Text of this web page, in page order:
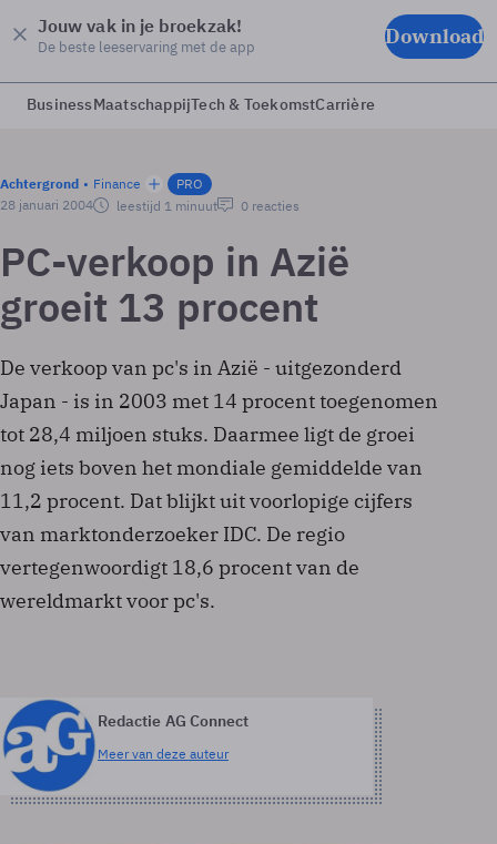
Jouw vak in je broekzak!
De beste leeservaring met de app Download
BusinessMaatschappijTech & ToekomstCarrière
Achtergrond Finance
PRO
28 januari 2004
leestijd 1 minuut 0 reacties
PC-verkoop in Azië
groeit 13 procent
De verkoop van pc's in Azië - uitgezonderd
Japan - is in 2003 met 14 procent toegenomen
tot 28,4 miljoen stuks. Daarmee ligt de groei
nog iets boven het mondiale gemiddelde van
11,2 procent. Dat blijkt uit voorlopige cijfers
van marktonderzoeker IDC. De regio
vertegenwoordigt 18,6 procent van de
wereldmarkt voor pc's.
Redactie AG Connect
Meer van deze auteur